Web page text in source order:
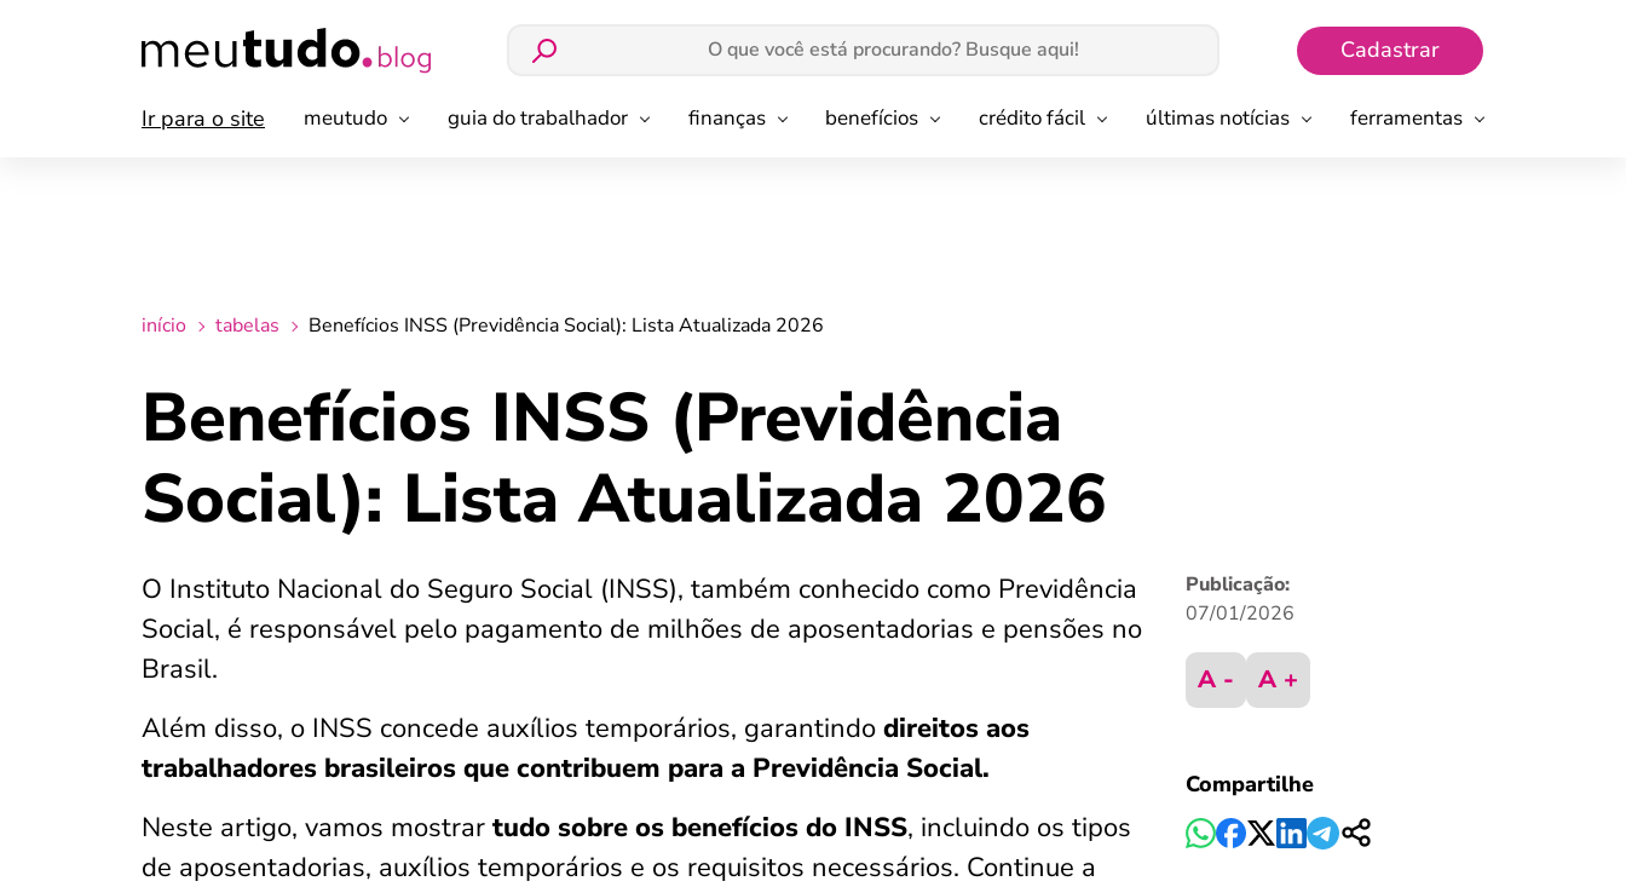
Cadastrar
Ir para o site meutudo guia do trabalhador finanças benefícios crédito fácil últimas notícias ferramentas
início tabelas Benefícios INSS (Previdência Social): Lista Atualizada 2026
Benefícios INSS (Previdência
Social): Lista Atualizada 2026
O Instituto Nacional do Seguro Social (INSS), também conhecido como Previdência
Social, é responsável pelo pagamento de milhões de aposentadorias e pensões no
Brasil.
Além disso, o INSS concede auxílios temporários, garantindo direitos aos
trabalhadores brasileiros que contribuem para a Previdência Social.
Neste artigo, vamos mostrar tudo sobre os benefícios do INSS, incluindo os tipos
de aposentadorias, auxílios temporários e os requisitos necessários. Continue a
Publicação:
07/01/2026
A - A +
Compartilhe